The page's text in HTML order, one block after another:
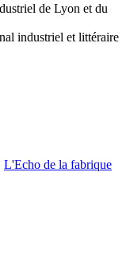
de Lyon et du
industriel et littéraire
L'Echo de la fabrique